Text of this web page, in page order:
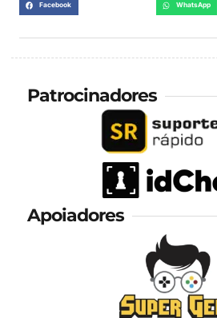
Facebook WhatsApp
Patrocinadores
Apoiadores